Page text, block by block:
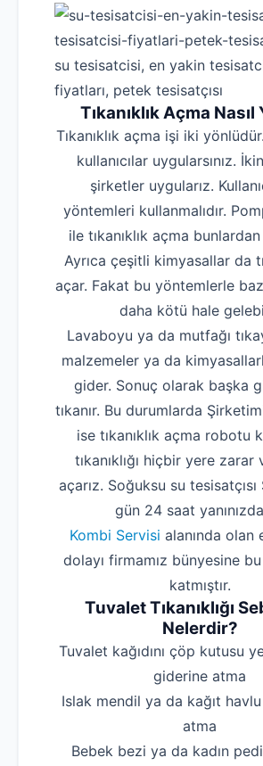
su tesisatcisi, en yakin
fiyatları, petek tesisatçısı
Tıkanıklık Açma Nasıl
Tıkanıklık açma işi iki
kullanıcılar uygularsınız.
şirketler uygularız.
yöntemleri kullanmalıdır.
ile tıkanıklık açma bunlardan
Ayrıca çeşitli kimyasallar da
açar. Fakat bu yöntemlerle
daha kötü hale
Lavaboyu ya da mutfağı
malzemeler ya da
gider. Sonuç olarak başka
tıkanır. Bu durumlarda
ise tıkanıklık açma robotu
tıkanıklığı hiçbir yere zarar
açarız. Soğuksu su
gün 24 saat
Kombi Servisi alanında olan
dolayı firmamız bünyesine
katmıştır.
Tuvalet Tıkanıklığı
Nelerdir?
‌Tuvalet kağıdını çöp kutusu
giderine atma
‌Islak mendil ya da kağıt
atma
‌Bebek bezi ya da kadın